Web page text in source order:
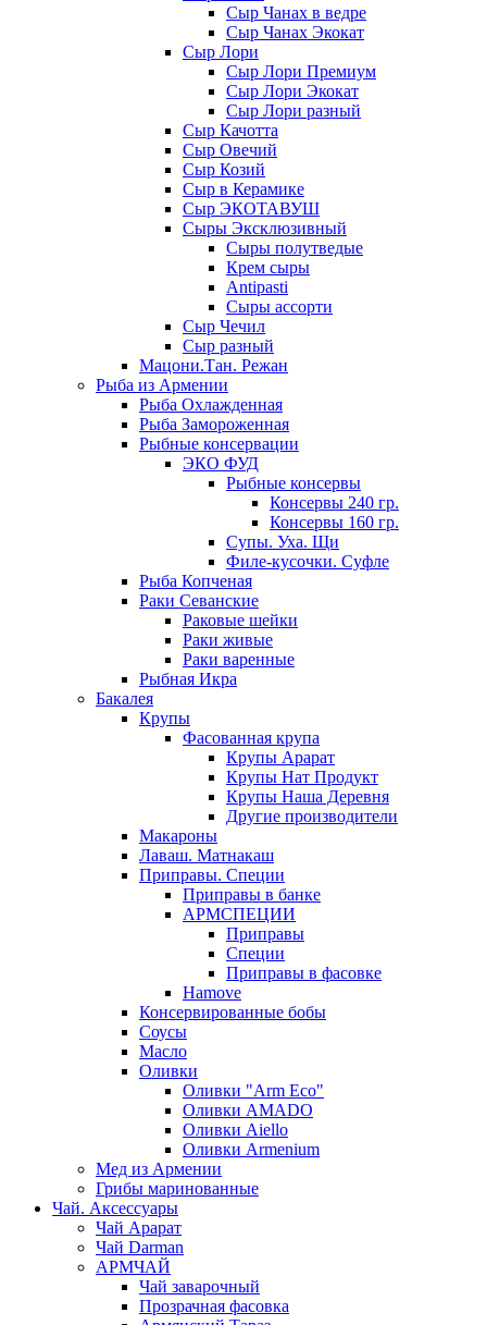
Сыр Чанах в ведре
Сыр Чанах Экокат
Сыр Лори
Сыр Лори Премиум
Сыр Лори Экокат
Сыр Лори разный
Сыр Качотта
Сыр Овечий
Сыр Козий
Сыр в Керамике
Сыр ЭКОТАВУШ
Сыры Эксклюзивный
Сыры полутведые
Крем сыры
Antipasti
Сыры ассорти
Сыр Чечил
Сыр разный
Мацони.Тан. Режан
Рыба из Армении
Рыба Охлажденная
Рыба Замороженная
Рыбные консервации
ЭКО ФУД
Рыбные консервы
Консервы 240 гр.
Консервы 160 гр.
Супы. Уха. Щи
Филе-кусочки. Суфле
Рыба Копченая
Раки Севанские
Раковые шейки
Раки живые
Раки варенные
Рыбная Икра
Бакалея
Крупы
Фасованная крупа
Крупы Арарат
Крупы Нат Продукт
Крупы Наша Деревня
Другие производители
Макароны
Лаваш. Матнакаш
Приправы. Специи
Приправы в банке
АРМСПЕЦИИ
Приправы
Специи
Приправы в фасовке
Hamove
Консервированные бобы
Соусы
Масло
Оливки
Оливки "Arm Eco"
Оливки AMADO
Оливки Aiello
Оливки Armenium
Мед из Армении
Грибы маринованные
Чай. Аксессуары
Чай Арарат
Чай Darman
АРМЧАЙ
Чай заварочный
Прозрачная фасовка